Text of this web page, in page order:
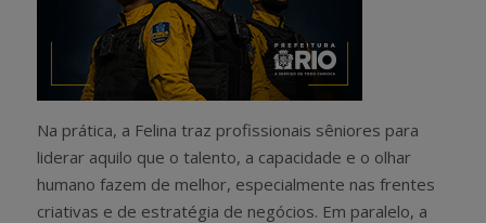
Na prática, a Felina traz profissionais sêniores para
liderar aquilo que o talento, a capacidade e o olhar
humano fazem de melhor, especialmente nas frentes
criativas e de estratégia de negócios. Em paralelo, a